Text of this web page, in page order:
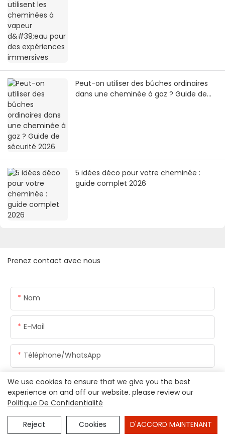
Peut-on utiliser des bûches ordinaires
dans une cheminée à gaz ? Guide de
5 idées déco pour votre cheminée :
guide complet 2026
Prenez contact avec nous
Nom
E-Mail
Téléphone/WhatsApp
Teneur
We use cookies to ensure that we give you the best
experience on and off our website. please review our
Politique De Confidentialité
Reject Cookies D'ACCORD MAINTENANT